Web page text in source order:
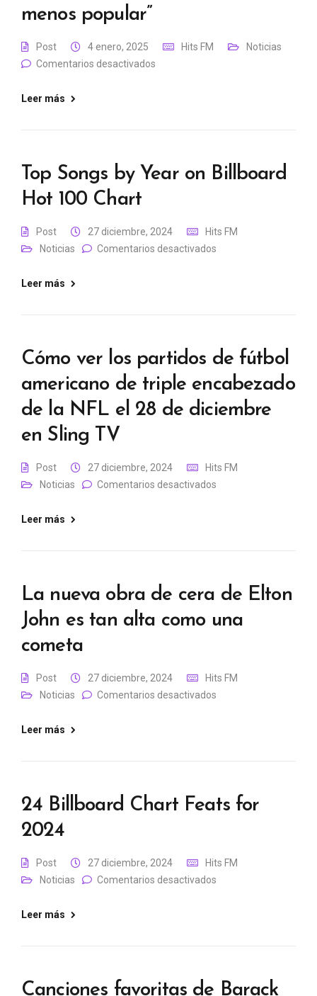
menos popular”
Post 4 enero, 2025 Hits FM
Noticias
Comentarios desactivados
Leer más
Top Songs by Year on Billboard
Hot 100 Chart
Post 27 diciembre, 2024
Hits FM
Noticias
Comentarios desactivados
Leer más
Cómo ver los partidos de fútbol
americano de triple encabezado
de la NFL el 28 de diciembre
en Sling TV
Post 27 diciembre, 2024
Hits FM
Noticias
Comentarios desactivados
Leer más
La nueva obra de cera de Elton
John es tan alta como una
cometa
Post 27 diciembre, 2024
Hits FM
Noticias
Comentarios desactivados
Leer más
24 Billboard Chart Feats for
2024
Post 27 diciembre, 2024
Hits FM
Noticias
Comentarios desactivados
Leer más
Canciones favoritas de Barack